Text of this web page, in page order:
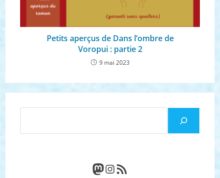
Petits aperçus de Dans l’ombre de
Voropui : partie 2
9 mai 2023
Mastodon
Instagram
Flux RSS